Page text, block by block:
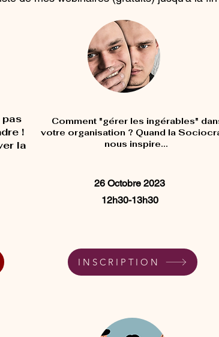
pas
!
la
Comment "gérer les ingérables"
votre organisation ? Quand la
nous inspire...
26 Octobre 2023
12h30-13h30
INSCRIPTION